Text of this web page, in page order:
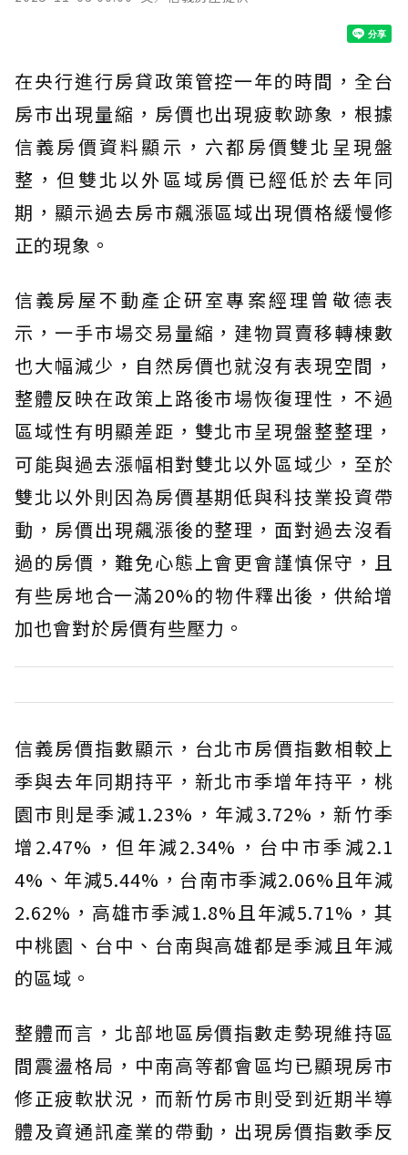
在央行進行房貸政策管控一年的時間，全台
房市出現量縮，房價也出現疲軟跡象，根據
信義房價資料顯示，六都房價雙北呈現盤
整，但雙北以外區域房價已經低於去年同
期，顯示過去房市飆漲區域出現價格緩慢修
正的現象。
信義房屋不動產企研室專案經理曾敬德表
示，一手市場交易量縮，建物買賣移轉棟數
也大幅減少，自然房價也就沒有表現空間，
整體反映在政策上路後市場恢復理性，不過
區域性有明顯差距，雙北市呈現盤整整理，
可能與過去漲幅相對雙北以外區域少，至於
雙北以外則因為房價基期低與科技業投資帶
動，房價出現飆漲後的整理，面對過去沒看
過的房價，難免心態上會更會謹慎保守，且
有些房地合一滿20%的物件釋出後，供給增
加也會對於房價有些壓力。
信義房價指數顯示，台北市房價指數相較上
季與去年同期持平，新北市季增年持平，桃
園市則是季減1.23%，年減3.72%，新竹季
增2.47%，但年減2.34%，台中市季減2.1
4%、年減5.44%，台南市季減2.06%且年減
2.62%，高雄市季減1.8%且年減5.71%，其
中桃園、台中、台南與高雄都是季減且年減
的區域。
整體而言，北部地區房價指數走勢現維持區
間震盪格局，中南高等都會區均已顯現房市
修正疲軟狀況，而新竹房市則受到近期半導
體及資通訊產業的帶動，出現房價指數季反